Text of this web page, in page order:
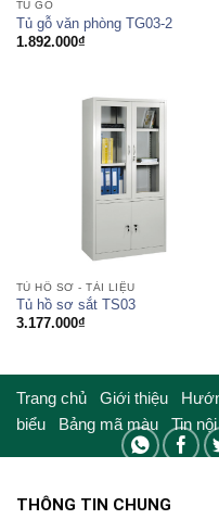
TỦ GỖ
Tủ gỗ văn phòng TG03-2
1.892.000₫
TỦ HỒ SƠ - TÀI LIỆU
Tủ hồ sơ sắt TS03
3.177.000₫
Trang chủ Giới thiệu
biểu
Bảng mã màu Tin
THÔNG TIN CHUNG